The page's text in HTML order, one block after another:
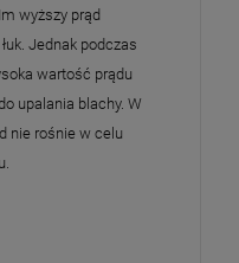
wyższy prąd
Jednak podczas
wartość prądu
upalania blachy. W
nie rośnie w celu